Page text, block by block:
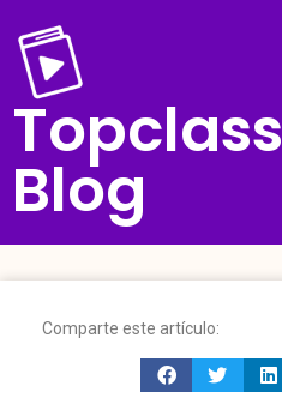
Topclass
Blog
Comparte este artículo: